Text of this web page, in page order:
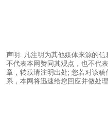
声明: 凡注明为其他媒体来源的
不代表本网赞同其观点，也不代
章，转载请注明出处; 您若对该
系，本网将迅速给您回应并做处